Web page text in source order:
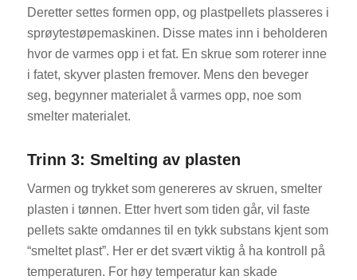
Deretter settes formen opp, og plastpellets plasseres i
sprøytestøpemaskinen. Disse mates inn i beholderen
hvor de varmes opp i et fat. En skrue som roterer inne
i fatet, skyver plasten fremover. Mens den beveger
seg, begynner materialet å varmes opp, noe som
smelter materialet.
Trinn 3: Smelting av plasten
Varmen og trykket som genereres av skruen, smelter
plasten i tønnen. Etter hvert som tiden går, vil faste
pellets sakte omdannes til en tykk substans kjent som
“smeltet plast”. Her er det svært viktig å ha kontroll på
temperaturen. For høy temperatur kan skade